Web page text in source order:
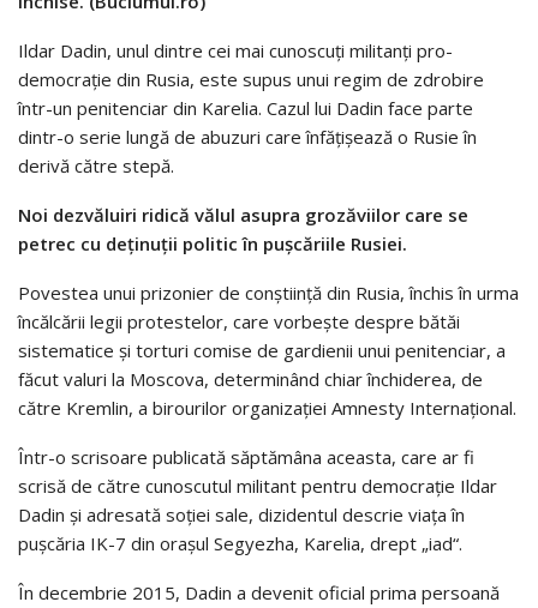
Ildar Dadin, unul dintre cei mai cunoscuţi militanţi pro-
democraţie din Rusia, este supus unui regim de zdrobire
într-un penitenciar din Karelia. Cazul lui Dadin face parte
dintr-o serie lungă de abuzuri care înfăţişează o Rusie în
derivă către stepă.
Noi dezvăluiri ridică vălul asupra grozăviilor care se
petrec cu deţinuţii politic în puşcăriile Rusiei.
Povestea unui prizonier de conştiinţă din Rusia, închis în urma
încălcării legii protestelor, care vorbeşte despre bătăi
sistematice şi torturi comise de gardienii unui penitenciar, a
făcut valuri la Moscova, determinând chiar închiderea, de
către Kremlin, a birourilor organizaţiei Amnesty Internaţional.
Într-o scrisoare publicată săptămâna aceasta, care ar fi
scrisă de către cunoscutul militant pentru democraţie Ildar
Dadin şi adresată soţiei sale, dizidentul descrie viaţa în
puşcăria IK-7 din oraşul Segyezha, Karelia, drept „iad“.
În decembrie 2015, Dadin a devenit oficial prima persoană